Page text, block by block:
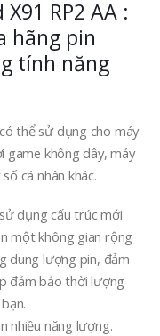
RP2 AA :
hãng pin
tính năng
thể sử dụng cho máy
game không dây, máy
cá nhân khác.
dụng cấu trúc mới
một không gian rộng
dung lượng pin, đảm
đảm bảo thời lượng
nhiều năng lượng.